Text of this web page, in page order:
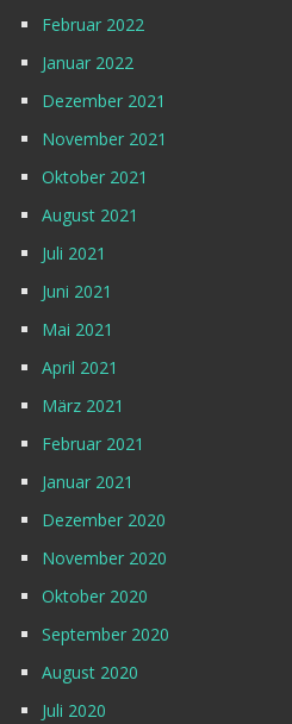
Februar 2022
Januar 2022
Dezember 2021
November 2021
Oktober 2021
August 2021
Juli 2021
Juni 2021
Mai 2021
April 2021
März 2021
Februar 2021
Januar 2021
Dezember 2020
November 2020
Oktober 2020
September 2020
August 2020
Juli 2020